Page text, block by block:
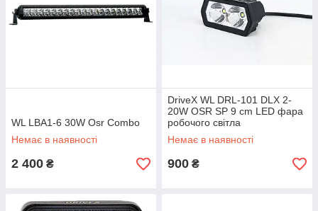
WL LBA1-6 30W Osr Combo
Немає в наявності
2 400 ₴
DriveX WL DRL-101 DLX 2-
20W OSR SP 9 cm LED фара
робочого світла
Немає в наявності
900 ₴